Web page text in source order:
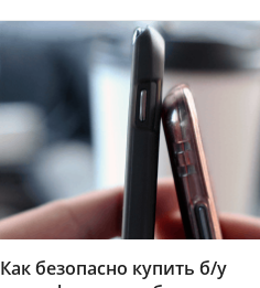
Как безопасно купить б/у